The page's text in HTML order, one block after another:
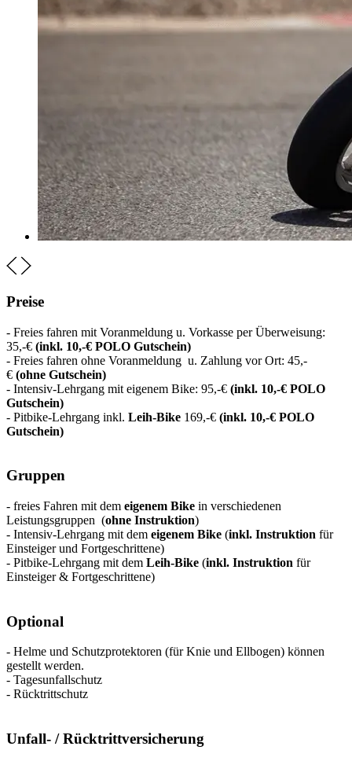
Preise
- Freies fahren mit Voranmeldung u. Vorkasse per Überweisung:
35,-€ (inkl. 10,-€ POLO Gutschein)
- Freies fahren ohne Voranmeldung u. Zahlung vor Ort: 45,-
€ (ohne Gutschein)
- Intensiv-Lehrgang mit eigenem Bike: 95,-€ (inkl. 10,-€ POLO
Gutschein)
- Pitbike-Lehrgang inkl. Leih-Bike 169,-€ (inkl. 10,-€ POLO
Gutschein)
Gruppen
- freies Fahren mit dem eigenem Bike in verschiedenen
Leistungsgruppen (ohne Instruktion)
- Intensiv-Lehrgang mit dem eigenem Bike (inkl. Instruktion für
Einsteiger und Fortgeschrittene)
- Pitbike-Lehrgang mit dem Leih-Bike (inkl. Instruktion für
Einsteiger & Fortgeschrittene)
Optional
- Helme und Schutzprotektoren (für Knie und Ellbogen) können
gestellt werden.
- Tagesunfallschutz
- Rücktrittschutz
Unfall- / Rücktrittversicherung